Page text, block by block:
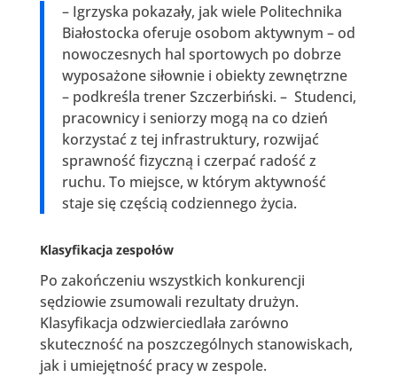
– Igrzyska pokazały, jak wiele Politechnika
Białostocka oferuje osobom aktywnym – od
nowoczesnych hal sportowych po dobrze
wyposażone siłownie i obiekty zewnętrzne
– podkreśla trener Szczerbiński. – Studenci,
pracownicy i seniorzy mogą na co dzień
korzystać z tej infrastruktury, rozwijać
sprawność fizyczną i czerpać radość z
ruchu. To miejsce, w którym aktywność
staje się częścią codziennego życia.
Klasyfikacja zespołów
Po zakończeniu wszystkich konkurencji
sędziowie zsumowali rezultaty drużyn.
Klasyfikacja odzwierciedlała zarówno
skuteczność na poszczególnych stanowiskach,
jak i umiejętność pracy w zespole.